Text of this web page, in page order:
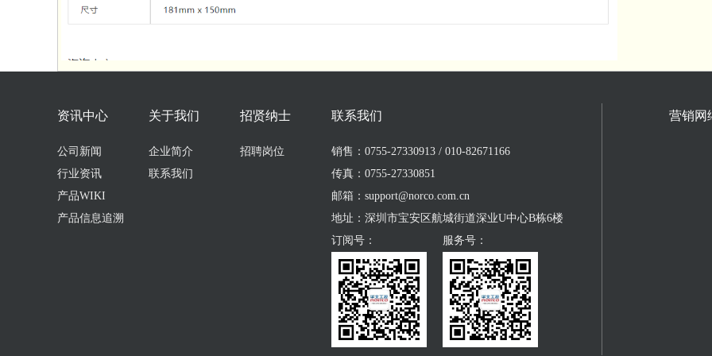
资讯中心
公司新闻
行业资讯
产品WIKI
产品信息追溯
关于我们
企业简介
联系我们
招贤纳士
招聘岗位
联系我们
销售：0755-27330913 / 010-82671166
传真：0755-27330851
邮箱：support@norco.com.cn
地址：深圳市宝安区航城街道深业U中心B栋6楼
订阅号：
服务号：
营销网